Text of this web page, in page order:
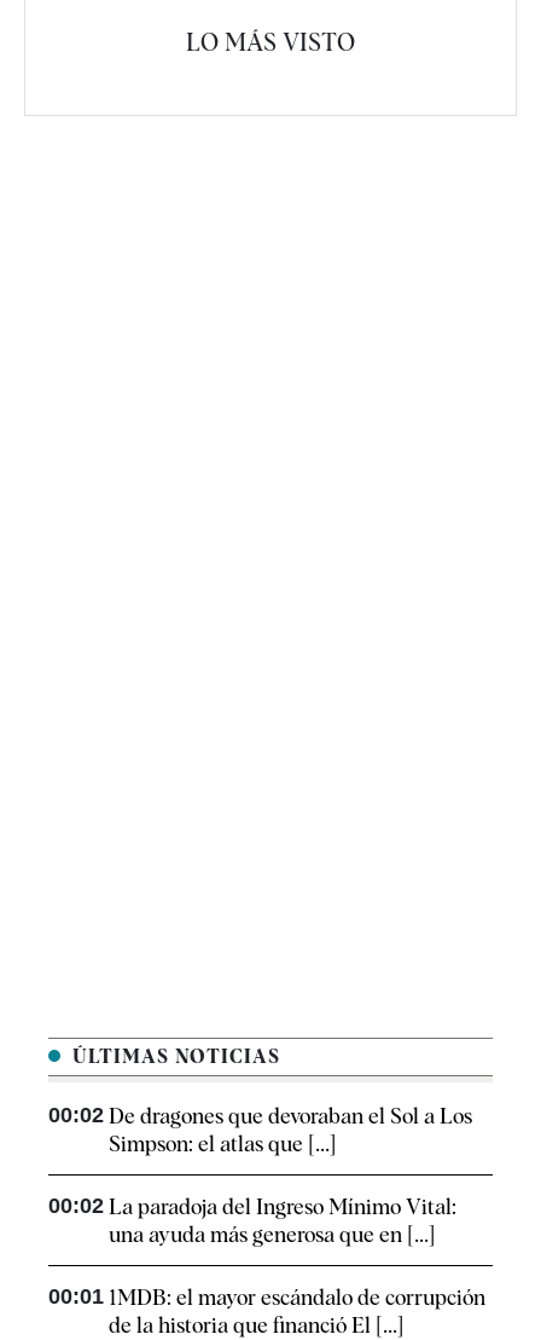
LO MÁS VISTO
ÚLTIMAS NOTICIAS
00:02 De dragones que devoraban el Sol a Los
Simpson: el atlas que [...]
00:02 La paradoja del Ingreso Mínimo Vital:
una ayuda más generosa que en [...]
00:01 1MDB: el mayor escándalo de corrupción
de la historia que financió El [...]